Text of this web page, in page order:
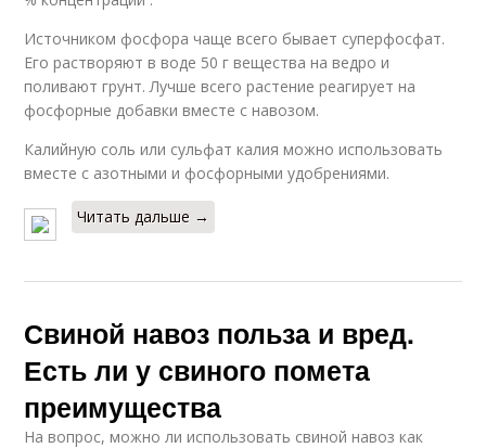
Источником фосфора чаще всего бывает суперфосфат.
Его растворяют в воде 50 г вещества на ведро и
поливают грунт. Лучше всего растение реагирует на
фосфорные добавки вместе с навозом.
Калийную соль или сульфат калия можно использовать
вместе с азотными и фосфорными удобрениями.
Читать дальше →
Свиной навоз польза и вред.
Есть ли у свиного помета
преимущества
На вопрос, можно ли использовать свиной навоз как